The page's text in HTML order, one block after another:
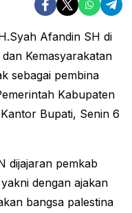
Afandin SH di
Kemasyarakatan
sebagai pembina
Kabupaten
Bupati, Senin 6
dijajaran pemkab
dengan ajakan
bangsa palestina